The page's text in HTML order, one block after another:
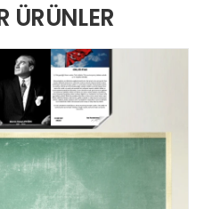
ÜRÜNLER